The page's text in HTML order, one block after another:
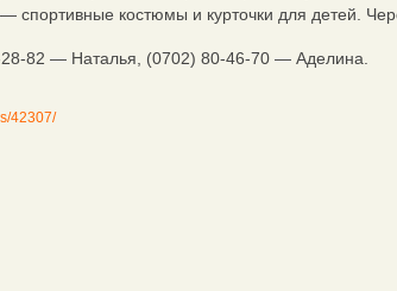
костюмы и курточки для детей.
82 — Наталья, (0702) 80-46-70 — Аделина.
42307/